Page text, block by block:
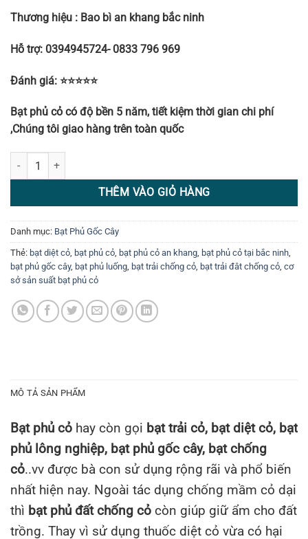
Thương hiệu : Bao bì an khang bắc ninh
Hỗ trợ: 0394945724- 0833 796 969
Đánh giá: ⭐⭐⭐⭐⭐
Bạt phủ cỏ có độ bền 5 năm, tiết kiệm thời gian chi phí
,Chúng tôi giao hàng trên toàn quốc
Bạt phủ cỏ 60x60 số lượng
THÊM VÀO GIỎ HÀNG
Danh mục: Bạt Phủ Gốc Cây
Thẻ: bạt diệt cỏ, bạt phủ cỏ, bạt phủ cỏ an khang, bạt phủ cỏ tại bắc ninh,
bạt phủ gốc cây, bạt phủ luống, bạt trải chống cỏ, bạt trải đât chống cỏ, cơ
sở sản suất bạt phủ cỏ
MÔ TẢ SẢN PHẨM
Bạt phủ cỏ hay còn gọi bạt trải cỏ, bạt diệt cỏ, bạt
phủ lông nghiệp, bạt phủ gốc cây, bạt chống
cỏ..vv được bà con sử dụng rộng rãi và phổ biến
nhất hiện nay. Ngoài tác dụng chống mầm cỏ dại
thì bạt phủ đất chống cỏ còn giúp giữ ẩm cho đất
trồng. Thay vì sử dụng thuốc diệt cỏ vừa có hại